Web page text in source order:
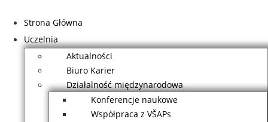
treści
Strona Główna
Uczelnia
Aktualności
Biuro Karier
Działalność międzynarodowa
Konferencje naukowe
Współpraca z VŠAPs